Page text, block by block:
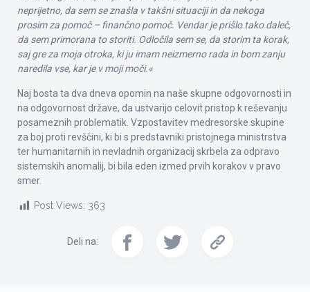
neprijetno, da sem se znašla v takšni situaciji in da nekoga
prosim za pomoč – finančno pomoč. Vendar je prišlo tako daleč,
da sem primorana to storiti. Odločila sem se, da storim ta korak,
saj gre za moja otroka, ki ju imam neizmerno rada in bom zanju
naredila vse, kar je v moji moči.«
Naj bosta ta dva dneva opomin na naše skupne odgovornosti in
na odgovornost države, da ustvarijo celovit pristop k reševanju
posameznih problematik. Vzpostavitev medresorske skupine
za boj proti revščini, ki bi s predstavniki pristojnega ministrstva
ter humanitarnih in nevladnih organizacij skrbela za odpravo
sistemskih anomalij, bi bila eden izmed prvih korakov v pravo
smer.
Post Views: 363
Deli na: